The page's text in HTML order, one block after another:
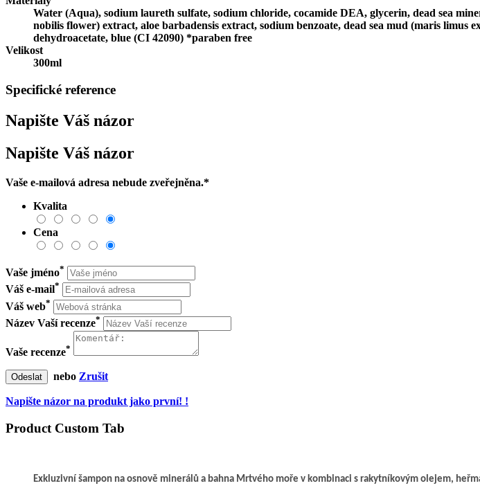
Water (Aqua), sodium laureth sulfate, sodium chloride, cocamide DEA, glycerin, dead sea
nobilis flower) extract, aloe barbadensis extract, sodium benzoate, dead sea mud (maris
dehydroacetate, blue (CI 42090) *paraben free
Velikost
300ml
Specifické reference
Napište Váš názor
Napište Váš názor
Vaše e-mailová adresa nebude zveřejněna.*
Kvalita
Cena
Vaše jméno*
Váš e-mail*
Váš web*
Název Vaší recenze*
Vaše recenze*
Odeslat nebo Zrušit
Napište názor na produkt jako první! !
Product Custom Tab
Exkluzivní šampon na osnově minerálů a bahna Mrtvého moře v kombinaci s rakytníkovým olejem,